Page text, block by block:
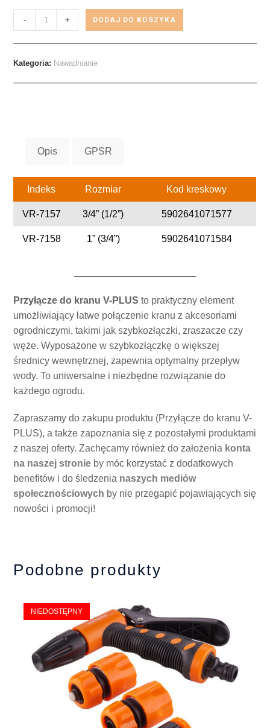
- + DODAJ DO KOSZYKA
Kategoria: Nawadnianie
Opis GPSR
Indeks Rozmiar Kod kreskowy
VR-7157 3/4” (1/2”) 5902641071577
VR-7158 1” (3/4”) 5902641071584
Przyłącze do kranu V-PLUS to praktyczny element
umożliwiający łatwe połączenie kranu z akcesoriami
ogrodniczymi, takimi jak szybkozłączki, zraszacze czy
węże. Wyposażone w szybkozłączkę o większej
średnicy wewnętrznej, zapewnia optymalny przepływ
wody. To uniwersalne i niezbędne rozwiązanie do
każdego ogrodu.
Zapraszamy do zakupu produktu (Przyłącze do kranu V-
PLUS), a także zapoznania się z pozostałymi produktami
z naszej oferty. Zachęcamy również do założenia konta
na naszej stronie by móc korzystać z dodatkowych
benefitów i do śledzenia naszych mediów
społecznościowych by nie przegapić pojawiających się
nowości i promocji!
Podobne produkty
NIEDOSTĘPNY